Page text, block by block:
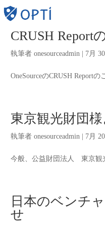
CRUSH Report
執筆者onesourceadmin 7月
OneSourceのCRUSH Report
東京観光財団
執筆者onesourceadmin 7月
今般、公益財団法人 東京観
日本のベンチ
せ